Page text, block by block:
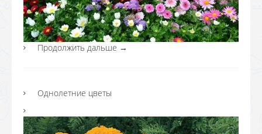
Продолжить дальше →
Однолетние цветы